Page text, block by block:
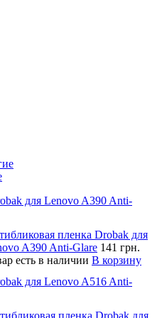
для Lenovo A390 Anti-
пленка Drobak для
A390 Anti-Glare 141 грн.
есть в наличии В корзину
для Lenovo A516 Anti-
пленка Drobak для